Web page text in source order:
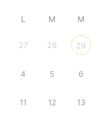
L M M
27 28 29
4 5 6
11 12 13